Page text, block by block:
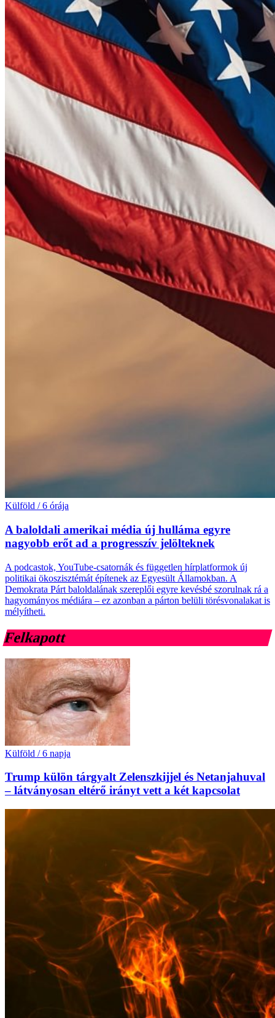
Külföld / 6 órája
A baloldali amerikai média új hulláma egyre
nagyobb erőt ad a progresszív jelölteknek
A podcastok, YouTube-csatornák és független hírplatformok új
politikai ökoszisztémát építenek az Egyesült Államokban. A
Demokrata Párt baloldalának szereplői egyre kevésbé szorulnak rá a
hagyományos médiára – ez azonban a párton belüli törésvonalakat is
mélyítheti.
Felkapott
Külföld / 6 napja
Trump külön tárgyalt Zelenszkijjel és Netanjahuval
– látványosan eltérő irányt vett a két kapcsolat